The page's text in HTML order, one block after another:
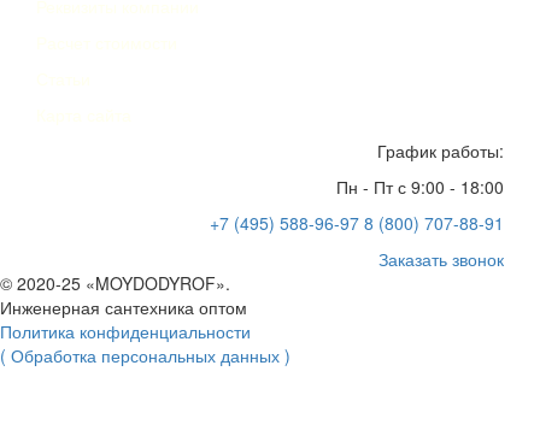
График работы:
Пн - Пт с 9:00 - 18:00
+7 (495) 588-96-97 8 (800) 707-88-91
Заказать звонок
© 2020-25 «MOYDODYROF».
Инженерная сантехника оптом
Политика конфиденциальности
( Обработка персональных данных )